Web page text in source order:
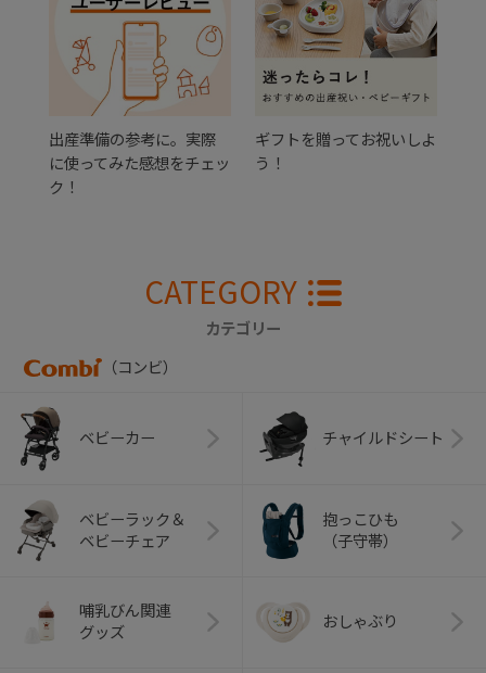
出産準備の参考に。実際
に使ってみた感想をチェッ
ク！
ギフトを贈ってお祝いしよ
う！
CATEGORY
カテゴリー
（コンビ）
ベビーカー チャイルドシート
ベビーラック＆
ベビーチェア
抱っこひも
（子守帯）
哺乳びん関連
グッズ
おしゃぶり